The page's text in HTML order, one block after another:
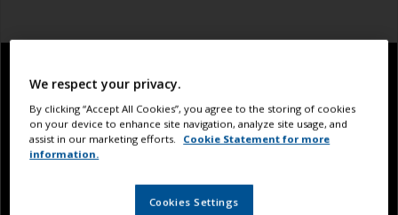
We respect your privacy.
By clicking “Accept All Cookies”, you agree to the storing of cookies
on your device to enhance site navigation, analyze site usage, and
assist in our marketing efforts.
Cookie Statement for more
information.
Cookies Settings